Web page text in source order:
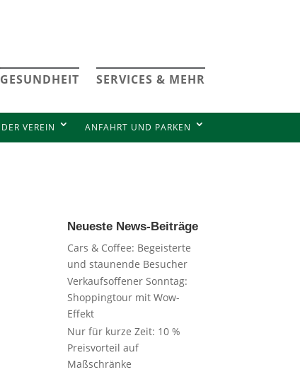
GESUNDHEIT SERVICES & MEHR
DER VEREIN ANFAHRT UND PARKEN
Neueste News-Beiträge
Cars & Coffee: Begeisterte
und staunende Besucher
Verkaufsoffener Sonntag:
Shoppingtour mit Wow-
Effekt
Nur für kurze Zeit: 10 %
Preisvorteil auf
Maßschränke